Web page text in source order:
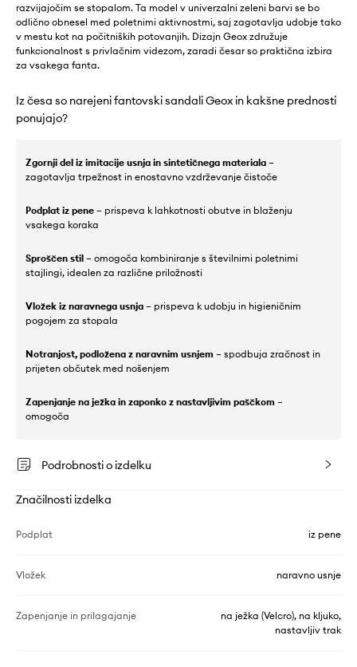
razvijajočim se stopalom. Ta model v univerzalni zeleni barvi se bo
odlično obnesel med poletnimi aktivnostmi, saj zagotavlja udobje tako
v mestu kot na počitniških potovanjih. Dizajn Geox združuje
funkcionalnost s privlačnim videzom, zaradi česar so praktična izbira
za vsakega fanta.
Iz česa so narejeni fantovski sandali Geox in kakšne prednosti
ponujajo?
Zgornji del iz imitacije usnja in sintetičnega materiala –
zagotavlja trpežnost in enostavno vzdrževanje čistoče
Podplat iz pene – prispeva k lahkotnosti obutve in blaženju
vsakega koraka
Sproščen stil – omogoča kombiniranje s številnimi poletnimi
stajlingi, idealen za različne priložnosti
Vložek iz naravnega usnja – prispeva k udobju in higieničnim
pogojem za stopala
Notranjost, podložena z naravnim usnjem – spodbuja zračnost in
prijeten občutek med nošenjem
Zapenjanje na ježka in zaponko z nastavljivim paščkom –
omogoča
Podrobnosti o izdelku
Značilnosti izdelka
Podplat iz pene
Vložek naravno usnje
Zapenjanje in prilagajanje
na ježka (Velcro), na kljuko,
nastavljiv trak